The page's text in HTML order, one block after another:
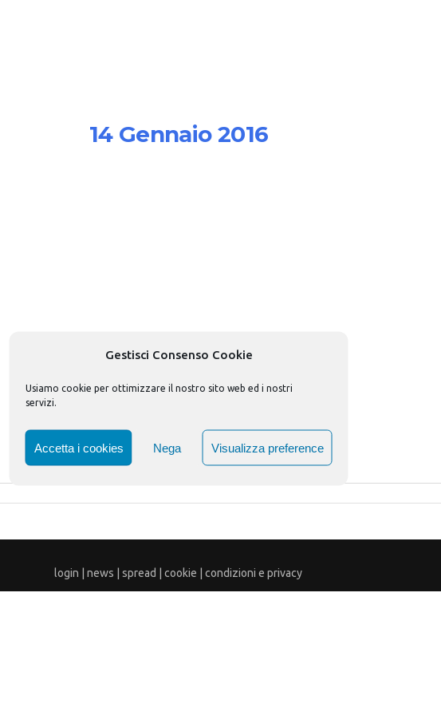
Gestisci Consenso Cookie
Usiamo cookie per ottimizzare il nostro sito web ed i nostri
servizi.
Accetta i cookies Nega Visualizza preference
14 Gennaio 2016
login |news |spread |cookie |condizioni e privacy